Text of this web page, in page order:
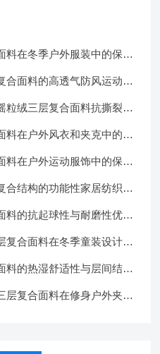
料在冬季户外服装中的保暖
合面料的高透气防风运动服
粒绒三层复合面料抗撕裂与
料在户外风衣和夹克中的应
料在户外运动服饰中的保暖
合结构的功能性家居纺织品
料的抗起球性与耐磨性优化
复合面料在冬季童装设计中
料的热湿舒适性与层间结合
层复合面料在修身户外夹克